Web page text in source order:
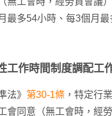
最多54小時、每3個月最
工作時間制度調配工
法》 第30-1條 ，特定行
會同意（無工會時，經